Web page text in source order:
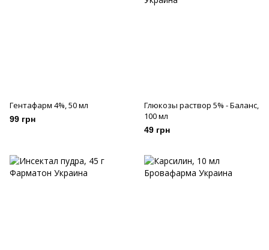
Гентафарм 4%, 50 мл
99 грн
Глюкозы раствор 5% - Баланс,
100 мл
49 грн